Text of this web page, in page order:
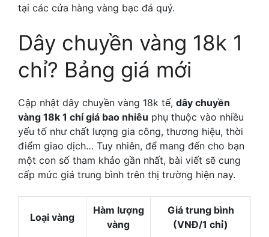
tại các cửa hàng vàng bạc đá quý.
Dây chuyền vàng 18k 1
chỉ? Bảng giá mới
Cập nhật dây chuyền vàng 18k tế, dây chuyền
vàng 18k 1 chỉ giá bao nhiêu phụ thuộc vào nhiều
yếu tố như chất lượng gia công, thương hiệu, thời
điểm giao dịch… Tuy nhiên, để mang đến cho bạn
một con số tham khảo gần nhất, bài viết sẽ cung
cấp mức giá trung bình trên thị trường hiện nay.
Loại vàng
Hàm lượng
vàng
Giá trung bình
(VNĐ/1 chỉ)